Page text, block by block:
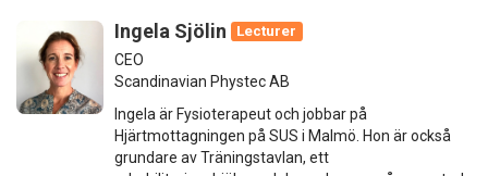
Ingela Sjölin
Lecturer
CEO
Scandinavian Phystec AB
Ingela är Fysioterapeut och jobbar på
Hjärtmottagningen på SUS i Malmö. Hon är också
grundare av Träningstavlan, ett